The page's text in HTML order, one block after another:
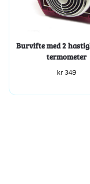
Burvifte med 2
termometer
kr349